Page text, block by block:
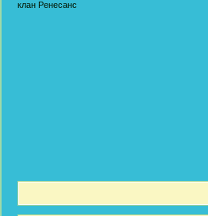
клан Ренесанс